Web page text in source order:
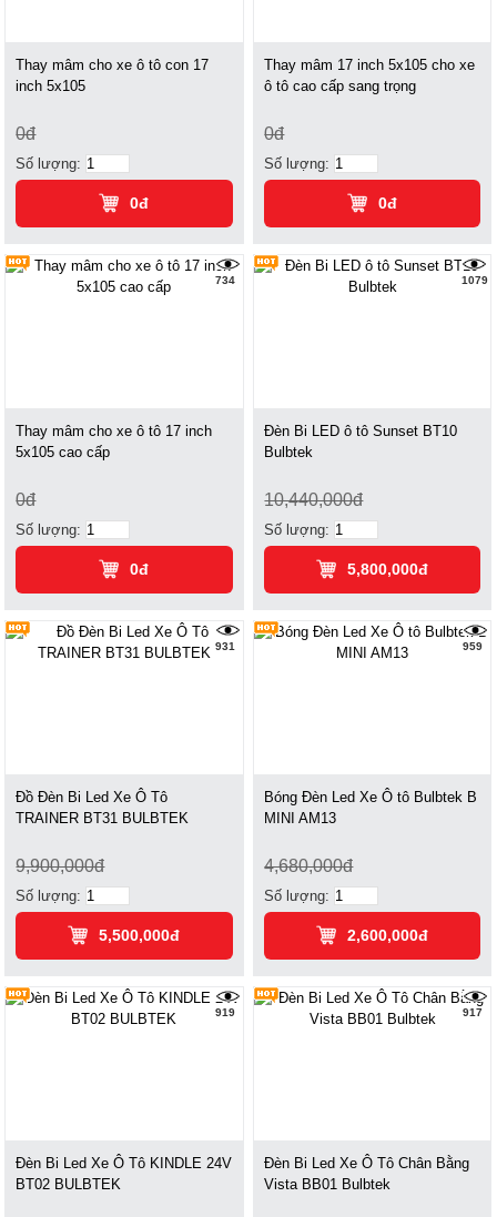
Thay mâm cho xe ô tô con 17
inch 5x105
0đ
Số lượng:
0đ
Thay mâm 17 inch 5x105 cho xe
ô tô cao cấp sang trọng
0đ
Số lượng:
0đ
734
Thay mâm cho xe ô tô 17 inch
5x105 cao cấp
0đ
Số lượng:
0đ
1079
Đèn Bi LED ô tô Sunset BT10
Bulbtek
10,440,000đ
Số lượng:
5,800,000đ
931
Đồ Đèn Bi Led Xe Ô Tô
TRAINER BT31 BULBTEK
9,900,000đ
Số lượng:
5,500,000đ
959
Bóng Đèn Led Xe Ô tô Bulbtek B
MINI AM13
4,680,000đ
Số lượng:
2,600,000đ
919
Đèn Bi Led Xe Ô Tô KINDLE 24V
BT02 BULBTEK
917
Đèn Bi Led Xe Ô Tô Chân Bằng
Vista BB01 Bulbtek